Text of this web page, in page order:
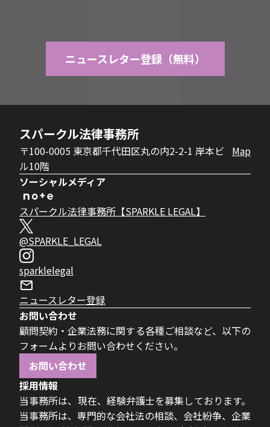
ニュースレター登録（無料）
スパークル法律事務所
〒100-0005 東京都千代田区丸の内2-2-1 岸本ビ
ル10階
Map
ソーシャルメディア
スパークル法律事務所【SPARKLE LEGAL】
@SPARKLE_LEGAL
sparklelegal
ニュースレター登録
お問い合わせ
顧問契約・企業法務に関する各種ご相談など、以下の
フォームよりお問い合わせください。
お問い合わせ
採用情報
当事務所は、現在、経験弁護士を募集しております。
当事務所は、専門的な会社法の相談、会社紛争、企業